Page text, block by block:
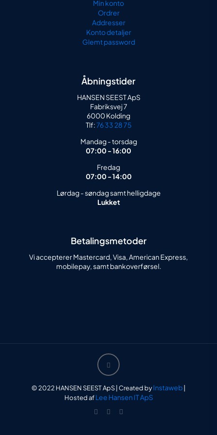
Min konto
Ordrer
Addresser
Konto detaljer
Glemt password
Åbningstider
HANSEN SEEST ApS
Fabriksvej 7
6000 Kolding
Tlf:76 33 28 75
Mandag - torsdag
07:00 - 16:00
Fredag
07:00 - 14:00
Lørdag - søndag samt helligdage
Lukket
Betalingsmetoder
Vi accepterer Mastercard, Visa, American Express,
mobilepay, samt bankoverførsel.
© 2022 HANSEN SEEST ApS | Created byInstaweb
Hosted afLee Hansen IT ApS